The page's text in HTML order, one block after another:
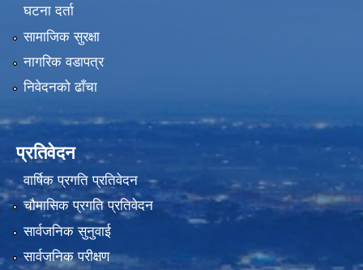
घटना दर्ता
सामाजिक सुरक्षा
नागरिक वडापत्र
निवेदनको ढाँचा
प्रतिवेदन
वार्षिक प्रगति प्रतिवेदन
चौमासिक प्रगति प्रतिवेदन
सार्वजनिक सुनुवाई
सार्वजनिक परीक्षण